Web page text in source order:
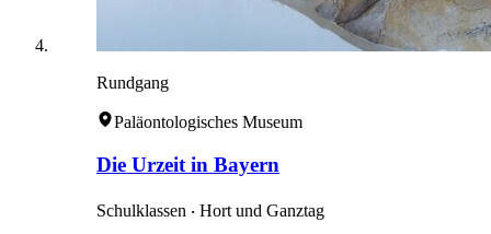
Rundgang
Paläontologisches Museum
Die Urzeit in Bayern
Schulklassen ‧ Hort und Ganztag